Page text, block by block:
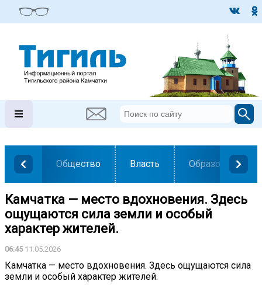
Общество Власть Образование
Камчатка — место вдохновения. Здесь
ощущаются сила земли и особый
характер жителей.
06:4511.05.2026
Камчатка — место вдохновения. Здесь ощущаются сила
земли и особый характер жителей.